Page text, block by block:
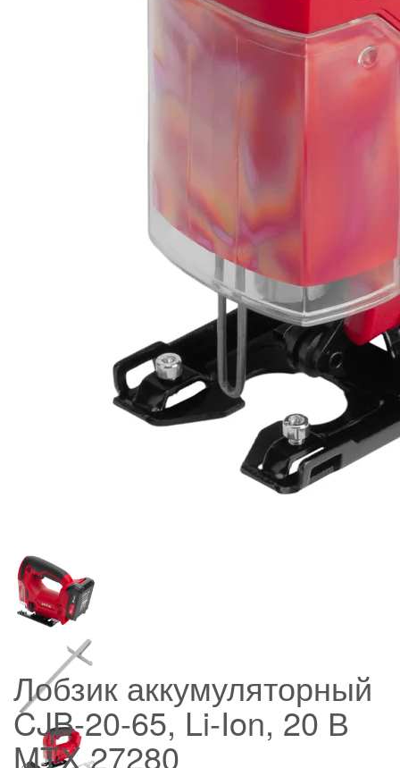
Лобзик аккумуляторный
CJB-20-65, Li-Ion, 20 В
MTX 27280